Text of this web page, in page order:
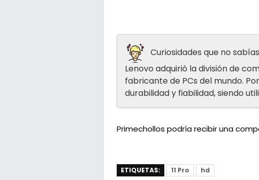
Curiosidades que no
Lenovo adquirió la división de
fabricante de PCs del mundo.
durabilidad y fiabilidad, siendo
Primechollos podría recibir una
ETIQUETAS: 11 Pro hd